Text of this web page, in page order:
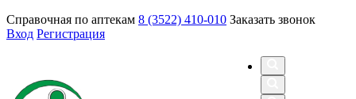
Справочная по аптекам 8 (3522) 410-010 Заказать звонок
Вход Регистрация